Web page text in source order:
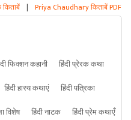
| Priya Chaudhary किताबें PDF
फिक्शन कहानी
हिंदी प्रेरक कथा
हिंदी हास्य कथाएं
हिंदी पत्रिका
विशेष हिंदी नाटक
हिंदी प्रेम कथाएँ